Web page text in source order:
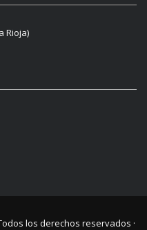
Rioja)
los derechos reservados ·